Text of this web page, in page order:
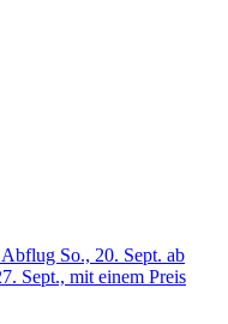
So., 20. Sept. ab
Sept., mit einem Preis